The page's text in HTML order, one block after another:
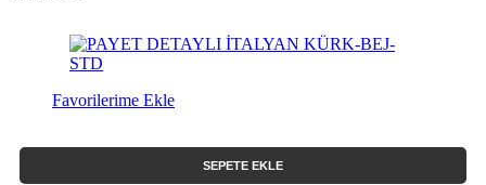
Favorilerime Ekle
SEPETE EKLE